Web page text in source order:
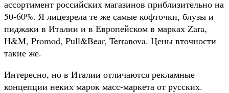
ассортимент российских магазинов приблизительно на
50-60%. Я лицезрела те же самые кофточки, блузы и
пиджаки в Италии и в Европейском в марках Zara,
H&M, Promod, Pull&Bear, Terranova. Цены вточности
такие же.
Интересно, но в Италии отличаются рекламные
концепции неких марок масс-маркета от русских.